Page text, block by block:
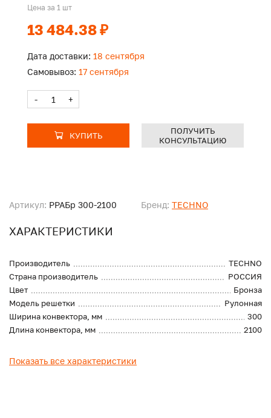
Артикул: PPAБр 300-2100 Бренд: TECHNO
ХАРАКТЕРИСТИКИ
Производитель
TECHNO
Страна производитель
РОССИЯ
Цвет
Бронза
Модель решетки
Рулонная
Ширина конвектора, мм
300
Длина конвектора, мм
2100
Показать все характеристики
Цена за 1 шт
13 484.38 ₽
Дата доставки: 18 сентября
Самовывоз: 17 сентября
- +
КУПИТЬ
ПОЛУЧИТЬ
КОНСУЛЬТАЦИЮ